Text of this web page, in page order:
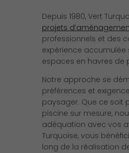
Depuis 1980, Vert
projets
professionnels et des
expérience
espaces en havres de
Notre approche se
préférences et
paysager. Que ce soit
piscine sur mesure,
adéquation avec vos
Turquoise, vous
long de la réalisation